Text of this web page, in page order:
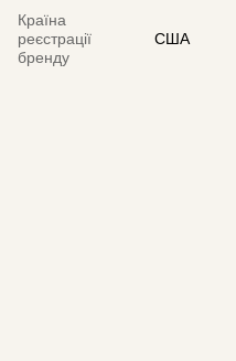
Країна
реєстрації
бренду
США